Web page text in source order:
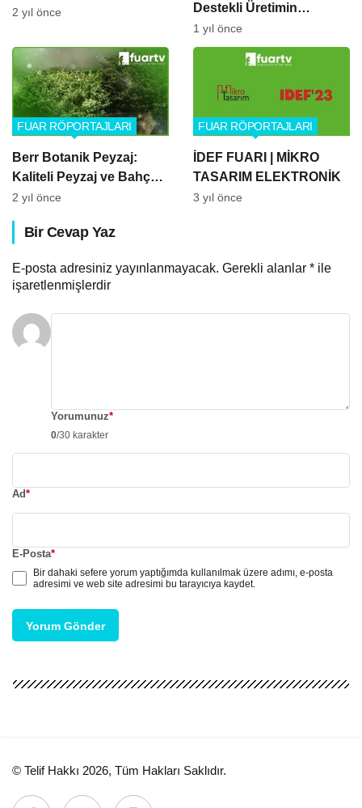
Çekirdekleri
2 yıl önce
Destekli Üretimin
Geleceği Başladı!
1 yıl önce
Berr Botanik Peyzaj:
Kaliteli Peyzaj ve Bahçe
Hizmetlerinde Öncü –
FUAR RÖPORTAJLARI
2 yıl önce
İDEF FUARI | MİKRO
TASARIM ELEKTRONİK
FUAR RÖPORTAJLARI
3 yıl önce
Bir Cevap Yaz
E-posta adresiniz yayınlanmayacak. Gerekli alanlar * ile
işaretlenmişlerdir
Yorumunuz*
0/30 karakter
Ad*
E-Posta*
Bir dahaki sefere yorum yaptığımda kullanılmak üzere adımı, e-posta
adresimi ve web site adresimi bu tarayıcıya kaydet.
Yorum Gönder
© Telif Hakkı 2026, Tüm Hakları Saklıdır.